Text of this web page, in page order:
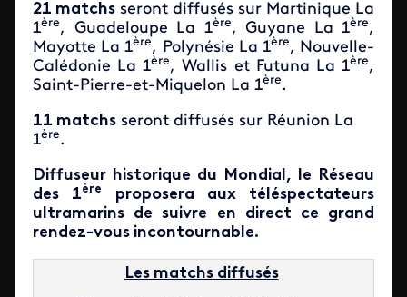
21 matchs seront diffusés sur Martinique La
1ère, Guadeloupe La 1ère, Guyane La 1ère,
Mayotte La 1ère, Polynésie La 1ère, Nouvelle-
Calédonie La 1ère, Wallis et Futuna La 1ère,
Saint-Pierre-et-Miquelon La 1ère.
11 matchs seront diffusés sur Réunion La
1ère.
Diffuseur historique du Mondial, le Réseau
des 1ère
proposera aux téléspectateurs
ultramarins de suivre en direct ce grand
rendez-vous incontournable.
Les matchs diffusés